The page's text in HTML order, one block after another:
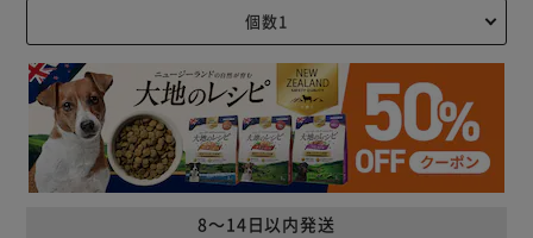
8～14日以内発送